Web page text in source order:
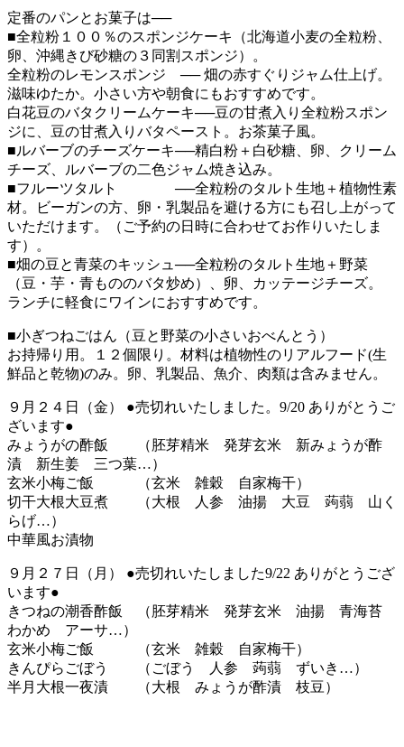
定番のパンとお菓子は──
■全粒粉１００％のスポンジケーキ（北海道小麦の全粒粉、
卵、沖縄きび砂糖の３同割スポンジ）。
全粒粉のレモンスポンジ ── 畑の赤すぐりジャム仕上げ。
滋味ゆたか。小さい方や朝食にもおすすめです。
白花豆のバタクリームケーキ──豆の甘煮入り全粒粉スポン
ジに、豆の甘煮入りバタペースト。お茶菓子風。
■ルバーブのチーズケーキ──精白粉＋白砂糖、卵、クリーム
チーズ、ルバーブの二色ジャム焼き込み。
■フルーツタルト ──全粒粉のタルト生地＋植物性素
材。ビーガンの方、卵・乳製品を避ける方にも召し上がって
いただけます。（ご予約の日時に合わせてお作りいたしま
す）。
■畑の豆と青菜のキッシュ──全粒粉のタルト生地＋野菜
（豆・芋・青もののバタ炒め）、卵、カッテージチーズ。
ランチに軽食にワインにおすすめです。
■小ぎつねごはん（豆と野菜の小さいおべんとう）
お持帰り用。１２個限り。材料は植物性のリアルフード(生
鮮品と乾物)のみ。卵、乳製品、魚介、肉類は含みません。
９月２４日（金） ●売切れいたしました。9/20 ありがとうご
ざいます●
みょうがの酢飯 （胚芽精米 発芽玄米 新みょうが酢
漬 新生姜 三つ葉…）
玄米小梅ご飯 （玄米 雑穀 自家梅干）
切干大根大豆煮 （大根 人参 油揚 大豆 蒟蒻 山く
らげ…）
中華風お漬物
９月２７日（月） ●売切れいたしました9/22 ありがとうござ
います●
きつねの潮香酢飯 （胚芽精米 発芽玄米 油揚 青海苔
わかめ アーサ…）
玄米小梅ご飯 （玄米 雑穀 自家梅干）
きんぴらごぼう （ごぼう 人参 蒟蒻 ずいき…）
半月大根一夜漬 （大根 みょうが酢漬 枝豆）